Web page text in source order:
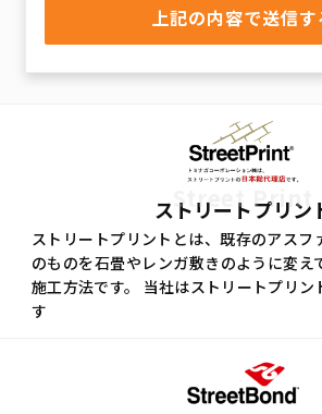
Street Print
ストリートプリン
ストリートプリントとは、既存のアスフ
のものを石畳やレンガ敷きのように変え
施工方法です。 当社はストリートプリン
す